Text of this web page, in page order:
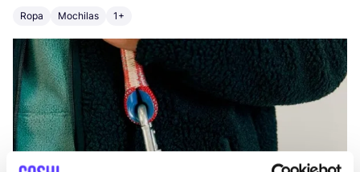
Ropa Mochilas 1+